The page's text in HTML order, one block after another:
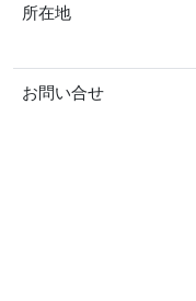
所在地
お問い合せ